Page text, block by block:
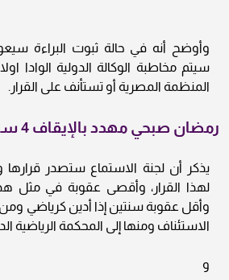
وأوضح أنه في حالة ثبوت البراءة
سيتم مخاطبة الوكالة الدولية الوادا
المنظمة المصرية أو تستأنف على القرار.
رمضان صبحي مهدد بالإيقاف 4 سنوات
يذكر أن لجنة الاستماع ستصدر
وأقل عقوبة سنتين إذا أدين كرياضي ومن
الاستئناف ومنها إلى المحكمة الرياضية
و